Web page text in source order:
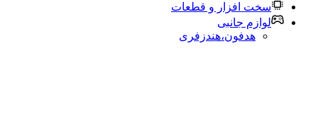
سخت افزار و قطعات
لوازم جانبی
هدفون،هندزفری